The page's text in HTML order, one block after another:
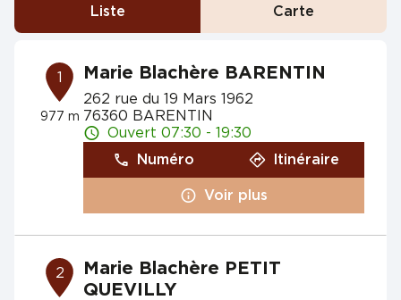
Liste Carte
1
977 m
Marie Blachère BARENTIN
262 rue du 19 Mars 1962
76360 BARENTIN
Ouvert 07:30 - 19:30
Numéro
Itinéraire
Voir plus
2
Marie Blachère PETIT
QUEVILLY